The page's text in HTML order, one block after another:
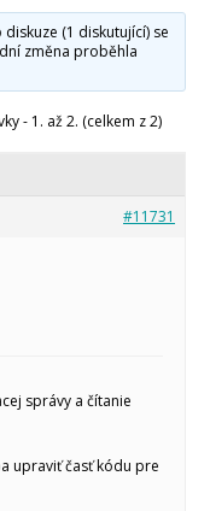
se Zbyškem Vodou
v příkladech
(1 diskutující) se
změna proběhla
- 1. až 2. (celkem z 2)
#11731
správy a čítanie
upraviť časť kódu pre